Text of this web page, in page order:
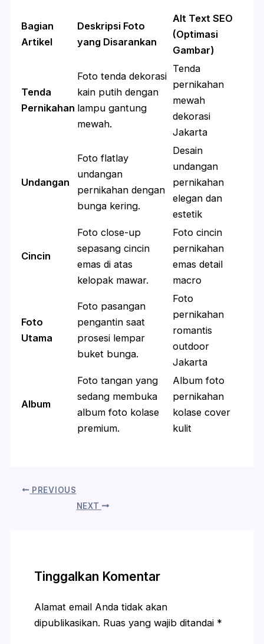
Bagian
Artikel
Deskripsi Foto
yang Disarankan
Alt Text SEO
(Optimasi
Gambar)
Tenda
Pernikahan
Foto tenda dekorasi
kain putih dengan
lampu gantung
mewah.
Tenda
pernikahan
mewah
dekorasi
Jakarta
Undangan
Foto flatlay
undangan
pernikahan dengan
bunga kering.
Desain
undangan
pernikahan
elegan dan
estetik
Cincin
Foto close-up
sepasang cincin
emas di atas
kelopak mawar.
Foto cincin
pernikahan
emas detail
macro
Foto
Utama
Foto pasangan
pengantin saat
prosesi lempar
buket bunga.
Foto
pernikahan
romantis
outdoor
Jakarta
Album
Foto tangan yang
sedang membuka
album foto kolase
premium.
Album foto
pernikahan
kolase cover
kulit
PREVIOUS
NEXT
Tinggalkan Komentar
Alamat email Anda tidak akan
dipublikasikan. Ruas yang wajib ditandai *